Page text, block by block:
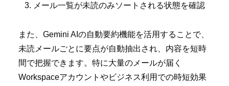
メール一覧が未読のみソートされる状態を確認
また、Gemini AIの自動要約機能を活用することで、
未読メールごとに要点が自動抽出され、内容を短時
間で把握できます。特に大量のメールが届く
Workspaceアカウントやビジネス利用での時短効果